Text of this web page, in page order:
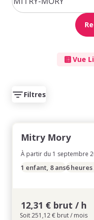
Vue
Filtres
Mitry Mory
À partir du 1 septembre
1 enfant, 8 ans6
12,31 € brut / h
Soit 251,12 € brut / mois